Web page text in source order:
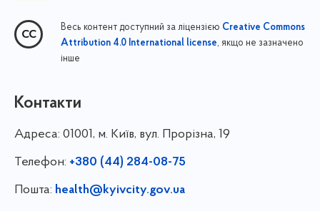
Весь контент доступний за ліцензією Creative Commons
Attribution 4.0 International license, якщо не зазначено
інше
Контакти
Адреса: 01001, м. Київ, вул. Прорізна, 19
Телефон: +380 (44) 284-08-75
Пошта: health@kyivcity.gov.ua